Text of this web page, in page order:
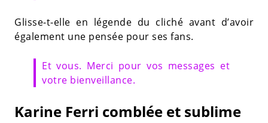
Glisse-t-elle en légende du cliché avant d’avoir
également une pensée pour ses fans.
Et vous. Merci pour vos messages et
votre bienveillance.
Karine Ferri comblée et sublime